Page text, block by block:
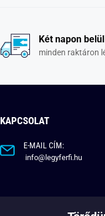
Két napon
minden raktáron
KAPCSOLAT
E-MAIL CÍM:
info@legyferfi.hu